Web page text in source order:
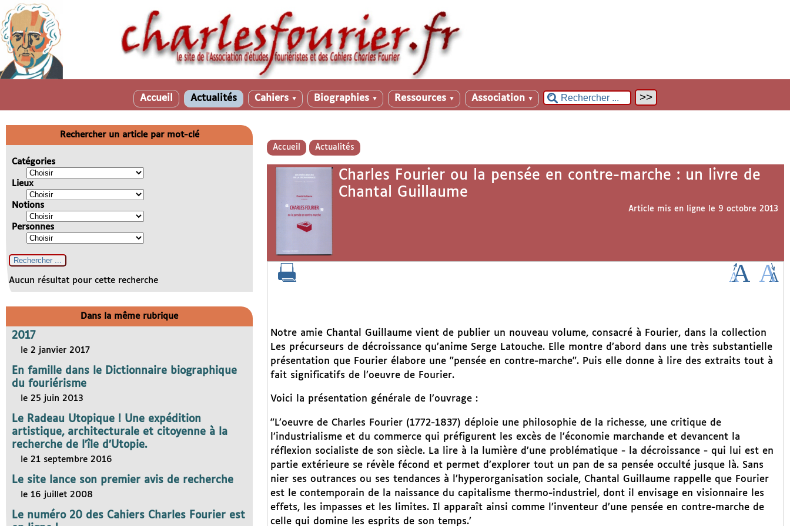
Accueil Actualités Cahiers ▼ Biographies ▼ Ressources ▼ Association ▼
Accueil Actualités
Charles Fourier ou la pensée en contre-marche : un livre de
Chantal Guillaume
Article mis en ligne le 9 octobre 2013
Notre amie Chantal Guillaume vient de publier un nouveau volume, consacré à Fourier, dans la collection
Les précurseurs de décroissance qu’anime Serge Latouche. Elle montre d’abord dans une très substantielle
présentation que Fourier élabore une "pensée en contre-marche". Puis elle donne à lire des extraits tout à
fait significatifs de l’oeuvre de Fourier.
Voici la présentation générale de l’ouvrage :
"L’oeuvre de Charles Fourier (1772-1837) déploie une philosophie de la richesse, une critique de
l’industrialisme et du commerce qui préfigurent les excès de l’économie marchande et devancent la
réflexion socialiste de son siècle. La lire à la lumière d’une problématique - la décroissance - qui lui est en
partie extérieure se révèle fécond et permet d’explorer tout un pan de sa pensée occulté jusque là. Sans
nier ses outrances ou ses tendances à l’hyperorganisation sociale, Chantal Guillaume rappelle que Fourier
est le contemporain de la naissance du capitalisme thermo-industriel, dont il envisage en visionnaire les
effets, les impasses et les limites. Il apparaît ainsi comme l’inventeur d’une pensée en contre-marche de
celle qui domine les esprits de son temps.’
Rechercher un article par mot-clé
Catégories
Lieux
Notions
Personnes
Aucun résultat pour cette recherche
Dans la même rubrique
2017
le 2 janvier 2017
En famille dans le Dictionnaire biographique
du fouriérisme
le 25 juin 2013
Le Radeau Utopique ! Une expédition
artistique, architecturale et citoyenne à la
recherche de l’île d’Utopie.
le 21 septembre 2016
Le site lance son premier avis de recherche
le 16 juillet 2008
Le numéro 20 des Cahiers Charles Fourier est